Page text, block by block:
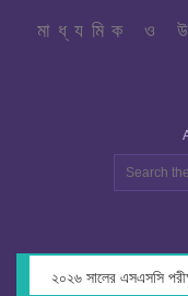
মাধ্যমিক ও